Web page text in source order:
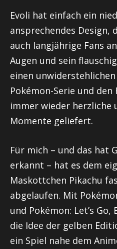
Evoli hat einfach ein
ansprechendes Design,
auch langjährige Fans
Augen und sein
einen
Pokémon-Serie und den
immer wieder herzliche
Momente geliefert.
Für mich – und das hat
erkannt – hat es dem
Maskottchen Pikachu
abgelaufen. Mit
und Pokémon: Let’s Go,
die Idee der gelben
ein Spiel nahe dem